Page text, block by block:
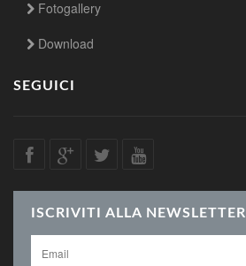
Fotogallery
Download
SEGUICI
ISCRIVITI ALLA NEWSLETTER